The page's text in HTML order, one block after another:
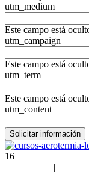
utm_medium
Este campo está
utm_campaign
Este campo está
utm_term
Este campo está
utm_content
16
|